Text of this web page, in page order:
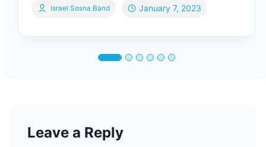
Israel Sosna Band January 7, 2023
Leave a Reply